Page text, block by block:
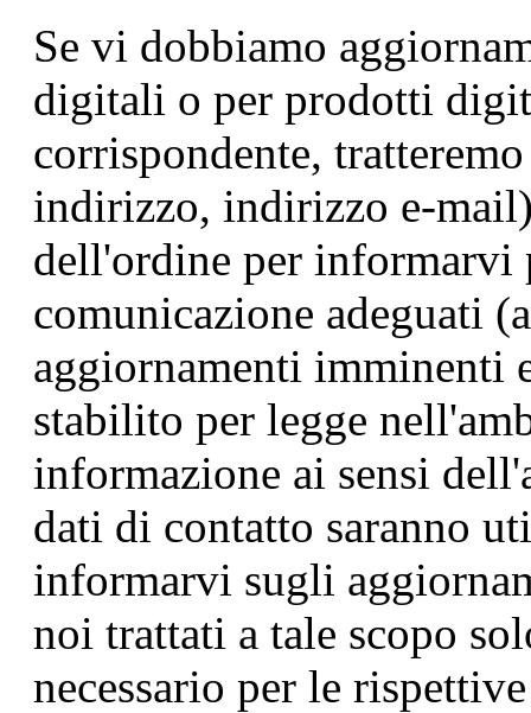
Se vi dobbiamo
digitali o per prodotti
corrispondente,
indirizzo, indirizzo e-
dell'ordine per informarvi
comunicazione adeguati
aggiornamenti imminenti
stabilito per legge
informazione ai sensi
dati di contatto saranno
informarvi sugli
noi trattati a tale scopo
necessario per le